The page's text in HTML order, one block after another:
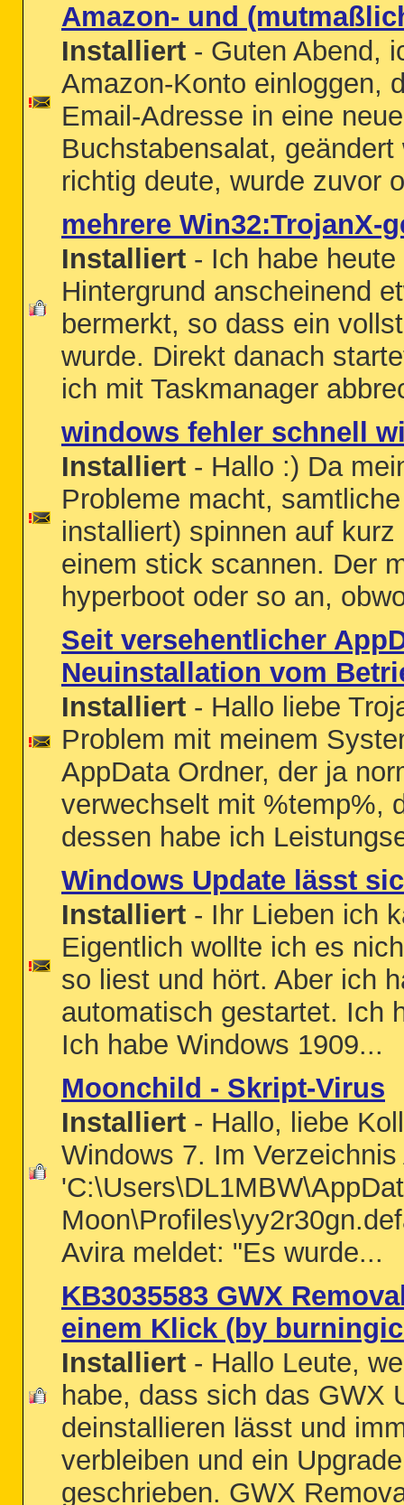
Amazon- und
Installiert - Guten Abend,
Amazon-Konto einloggen,
Email-Adresse in eine
Buchstabensalat,
richtig deute, wurde zuvor
mehrere Win32:TrojanX-
Installiert - Ich habe
Hintergrund anscheinend
bermerkt, so dass ein
wurde. Direkt danach
ich mit Taskmanager
windows fehler schnell
Installiert - Hallo :) Da
Probleme macht,
installiert) spinnen auf
einem stick scannen. Der
hyperboot oder so an,
Seit versehentlicher
Neuinstallation vom
Installiert - Hallo liebe
Problem mit meinem
AppData Ordner, der ja
verwechselt mit %temp%,
dessen habe ich
Windows Update lässt
Installiert - Ihr Lieben ich
Eigentlich wollte ich es
so liest und hört. Aber ich
automatisch gestartet. Ich
Ich habe Windows 1909...
Moonchild - Skript-Virus
Installiert - Hallo, liebe
Windows 7. Im
Avira meldet: "Es wurde...
KB3035583 GWX
einem Klick (by
Installiert - Hallo Leute,
habe, dass sich das GWX
deinstallieren lässt und
verbleiben und ein
geschrieben. GWX